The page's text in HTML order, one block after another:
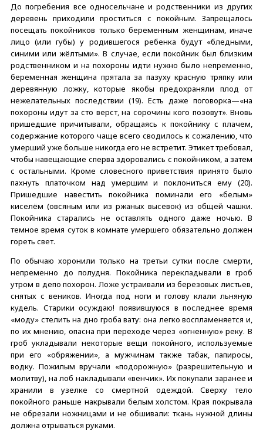
До погребения все односельчане и родственники из других
деревень приходили проститься с покойным. Запрещалось
посещать покойников только беременным женщинам, иначе
лицо (или губы) у родившегося ребенка будут «бледными,
синими или жёлтыми». В случае, если покойник был близким
родственником и на похороны идти нужно было непременно,
беременная женщина прятала за пазуху красную тряпку или
деревянную ложку, которые якобы предохраняли плод от
нежелательных последствии (19). Есть даже поговорка—«на
похороны идут за сто верст, на сорочины кого позовут». Вновь
пришедшие причитывали, обращаясь к покойнику с плачем,
содержание которого чаще всего сводилось к сожалению, что
умерший уже больше никогда его не встретит. Этикет требовал,
чтобы навещающие сперва здоровались с покойником, а затем
с остальными. Кроме словесного приветствия принято было
пахнуть платочком над умершим и поклониться ему (20).
Пришедшие навестить покойника поминали его «белым»
киселём (овсяным или из ржаных высевок) из общей чашки.
Покойника старались не оставлять одного даже ночью. В
темное время суток в комнате умершего обязательно должен
гореть свет.
По обычаю хоронили только на третьи сутки после смерти,
непременно до полудня. Покойника перекладывали в гроб
утром в депо похорон. Ложе устраивали из березовых листьев,
снятых с веников. Иногда под ноги и голову клали льняную
кудель. Старики осуждаю! появившуюся в последнее время
«моду» стелить на дно гроба вату: она легко воспламеняется и,
по их мнению, опасна при переходе через «огненную» реку. В
гроб укладывали некоторые вещи покойного, используемые
при его «обряжении», а мужчинам также табак, папиросы,
водку. Пожилым вручали «подорожную» (разрешительную и
молитву), на лоб накладывали «венчик». Их покупали заранее и
хранили в узелке со смертной одеждой. Сверху тело
покойного раньше накрывали белым холстом. Края покрывала
не обрезали ножницами и не обшивали: ткань нужной длины
должна отрываться руками.